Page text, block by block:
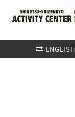
ENGLISH